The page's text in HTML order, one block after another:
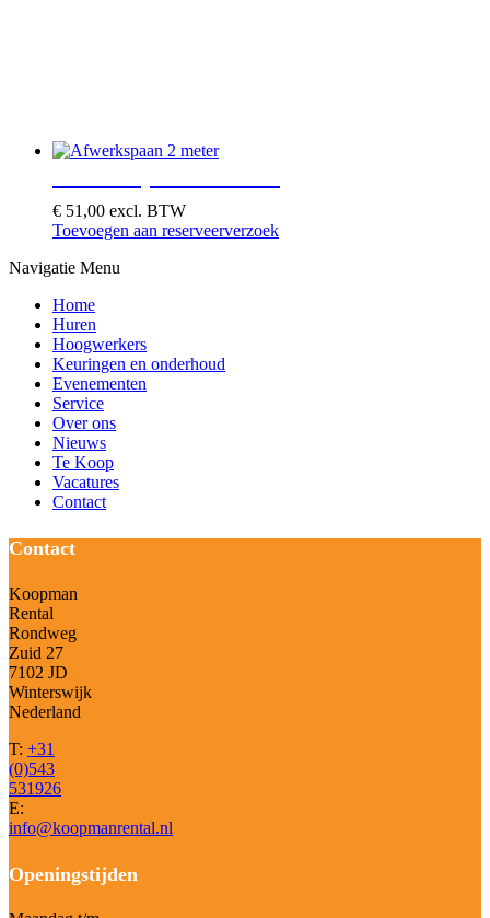
€ 51,00 excl. BTW
Toevoegen aan reserveerverzoek
Navigatie Menu
Home
Huren
Hoogwerkers
Keuringen en onderhoud
Evenementen
Service
Over ons
Nieuws
Te Koop
Vacatures
Contact
Contact
Koopman
Rental
Rondweg
Zuid 27
7102 JD
Winterswijk
Nederland
T: +31
(0)543
531926
E:
info@koopmanrental.nl
Openingstijden